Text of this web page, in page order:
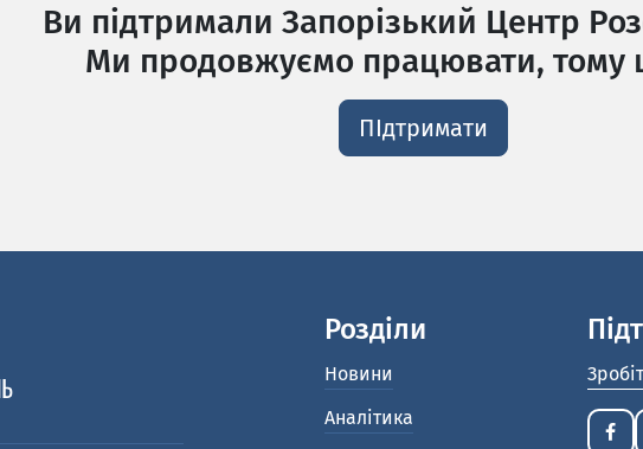
Ви підтримали Запорізький Центр
Ми продовжуємо працювати, тому
ПІдтримати
Розділи
Новини
Аналітика